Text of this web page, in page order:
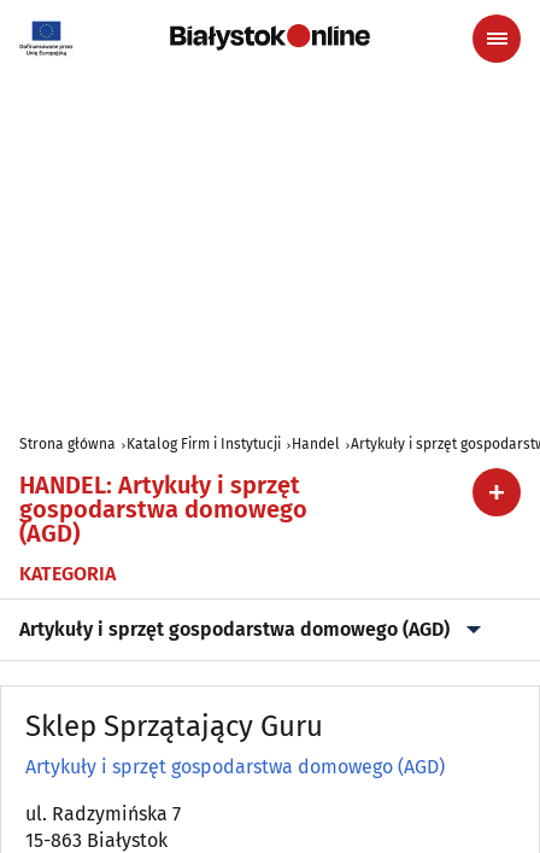
Strona główna Katalog Firm i Instytucji Handel Artykuły i sprzęt
HANDEL: Artykuły i sprzęt
gospodarstwa domowego
(AGD)
KATEGORIA
Artykuły i sprzęt gospodarstwa domowego (AGD)
Alkohol, Piwo, Wino, Wyroby spirytusowe(20)
Anteny (6)
Antykwariaty(5)
Sklep Sprzątający Guru
Artykuły i sprzęt gospodarstwa domowego (AGD)
ul. Radzymińska 7
15-863 Białystok